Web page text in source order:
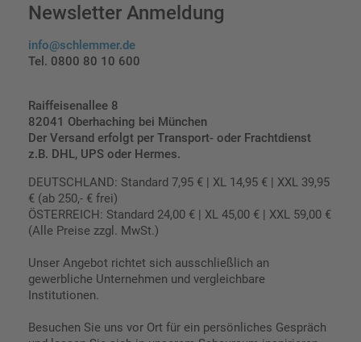
Newsletter Anmeldung
info@schlemmer.de
Tel. 0800 80 10 600
Raiffeisenallee 8
82041 Oberhaching bei München
Der Versand erfolgt per Transport- oder Frachtdienst
z.B. DHL, UPS oder Hermes.
DEUTSCHLAND: Standard 7,95 € | XL 14,95 € | XXL 39,95
€ (ab 250,- € frei)
ÖSTERREICH: Standard 24,00 € | XL 45,00 € | XXL 59,00 €
(Alle Preise zzgl. MwSt.)
Unser Angebot richtet sich ausschließlich an
gewerbliche Unternehmen und vergleichbare
Institutionen.
Besuchen Sie uns vor Ort für ein persönliches Gespräch